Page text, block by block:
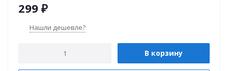
299 ₽
Нашли дешевле?
В корзину